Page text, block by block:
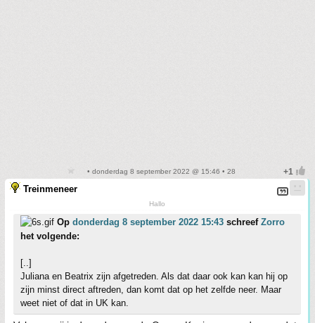
• donderdag 8 september 2022 @ 15:46 • 28
Treinmeneer
Hallo
Op donderdag 8 september 2022 15:43 schreef Zorro
het volgende:
[..]
Juliana en Beatrix zijn afgetreden. Als dat daar ook kan kan hij op
zijn minst direct aftreden, dan komt dat op het zelfde neer. Maar
weet niet of dat in UK kan.